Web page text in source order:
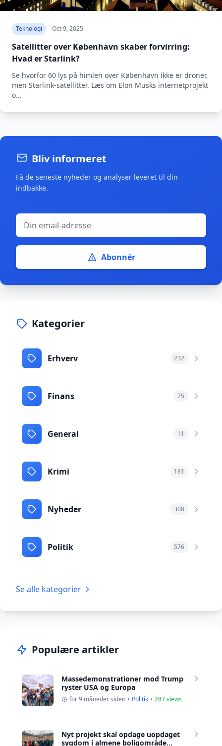
Teknologi Oct 9, 2025
Satellitter over København skaber forvirring:
Hvad er Starlink?
Se hvorfor 60 lys på himlen over København ikke er droner,
men Starlink-satellitter. Læs om Elon Musks internetprojekt
o...
Bliv informeret
Få de seneste nyheder og analyser leveret til din
indbakke.
Abonnér
Kategorier
Erhverv 232
Finans 75
General 11
Krimi 181
Nyheder 308
Politik 576
Se alle kategorier
Populære artikler
Massedemonstrationer mod Trump
ryster USA og Europa
for 9 måneder siden • Politik • 287 views
Nyt projekt skal opdage uopdaget
sygdom i almene boligområde...